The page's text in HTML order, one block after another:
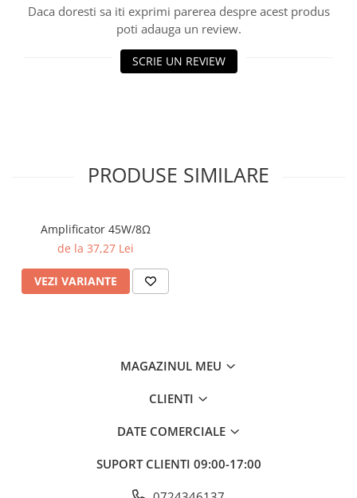
Osciloscoape UNI-T
Daca doresti sa iti exprimi parerea despre acest produs
poti adauga un review.
SCRIE UN REVIEW
PRODUSE SIMILARE
Amplificator 45W/8Ω
de la 37,27 Lei
VEZI VARIANTE
MAGAZINUL MEU
CLIENTI
DATE COMERCIALE
SUPORT CLIENTI 09:00-17:00